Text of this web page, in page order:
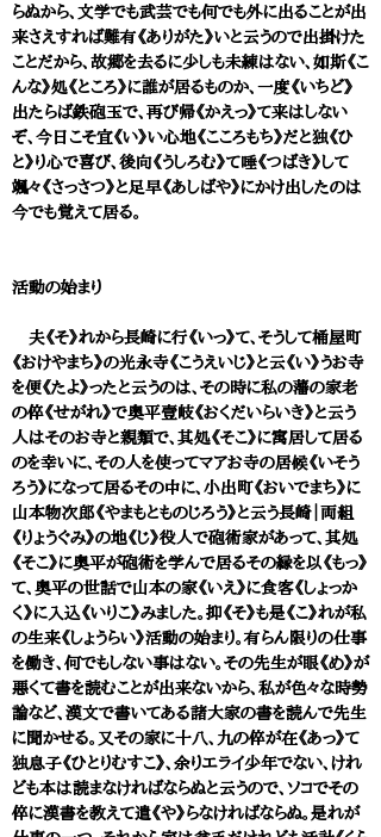
らぬから、文学でも武芸でも何でも外に出ることが出
来さえすれば難有《ありがた》いと云うので出掛けた
ことだから、故郷を去るに少しも未練はない、如斯《こ
んな》処《ところ》に誰が居るものか、一度《いちど》
出たらば鉄砲玉で、再び帰《かえっ》て来はしない
ぞ、今日こそ宜《い》い心地《こころもち》だと独《ひ
と》り心で喜び、後向《うしろむ》て唾《つばき》して
颯々《さっさつ》と足早《あしばや》にかけ出したのは
今でも覚えて居る。
活動の始まり
夫《そ》れから長崎に行《いっ》て、そうして桶屋町
《おけやまち》の光永寺《こうえいじ》と云《い》うお寺
を便《たよ》ったと云うのは、その時に私の藩の家老
の倅《せがれ》で奥平壹岐《おくだいらいき》と云う
人はそのお寺と親類で、其処《そこ》に寓居して居る
のを幸いに、その人を使ってマアお寺の居候《いそう
ろう》になって居るその中に、小出町《おいでまち》に
山本物次郎《やまもとものじろう》と云う長崎｜両組
《りょうぐみ》の地《じ》役人で砲術家があって、其処
《そこ》に奥平が砲術を学んで居るその縁を以《もっ》
て、奥平の世話で山本の家《いえ》に食客《しょっか
く》に入込《いりこ》みました。抑《そ》も是《こ》れが私
の生来《しょうらい》活動の始まり。有らん限りの仕事
を働き、何でもしない事はない。その先生が眼《め》が
悪くて書を読むことが出来ないから、私が色々な時勢
論など、漢文で書いてある諸大家の書を読んで先生
に聞かせる。又その家に十八、九の倅が在《あっ》て
独息子《ひとりむすこ》、余りエライ少年でない、けれ
ども本は読まなければならぬと云うので、ソコでその
倅に漢書を教えて遣《や》らなければならぬ。是れが